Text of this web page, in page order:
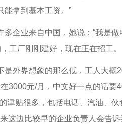
能拿到基本工资。”
业来自中国，她说：“我是做
工厂刚刚建好，现在正在招工。
外界想象的那么低，工人大概
3000元/月，中文好一点的话要
津贴很多，包括电话、汽油、
这边比较早的企业负责人会告